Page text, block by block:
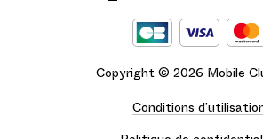
Copyright © 2026 Mobile
Conditions